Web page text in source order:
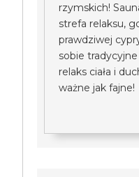
rzymskich!
strefa relaksu,
prawdziwej
sobie
relaks ciała i
ważne jak fajne!